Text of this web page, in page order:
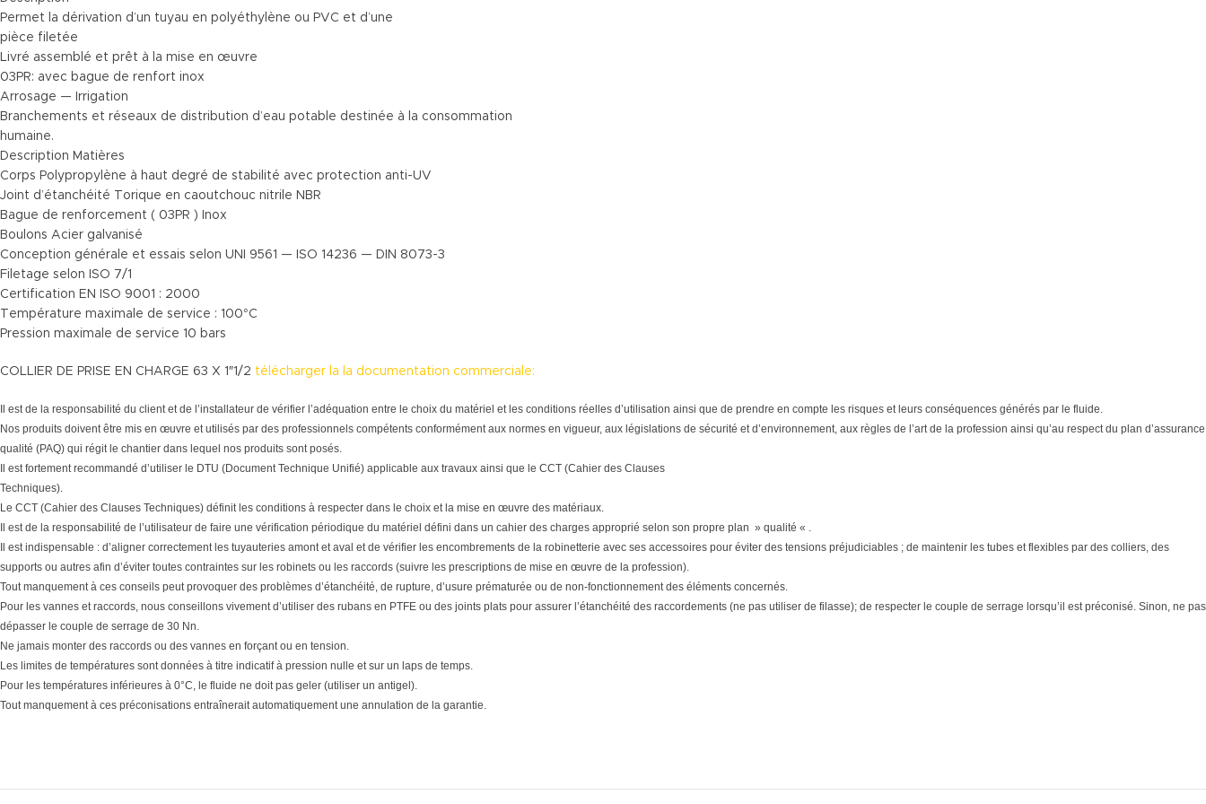
Permet la dérivation d’un tuyau en polyéthylène ou PVC et d’une
pièce filetée
Livré assemblé et prêt à la mise en œuvre
03PR: avec bague de renfort inox
Arrosage — Irrigation
Branchements et réseaux de distribution d’eau potable destinée à la consommation
humaine.
Description Matières
Corps Polypropylène à haut degré de stabilité avec protection anti-UV
Joint d’étanchéité Torique en caoutchouc nitrile NBR
Bague de renforcement ( 03PR ) Inox
Boulons Acier galvanisé
Conception générale et essais selon UNI 9561 — ISO 14236 — DIN 8073-3
Filetage selon ISO 7/1
Certification EN ISO 9001 : 2000
Température maximale de service : 100°C
Pression maximale de service 10 bars
COLLIER DE PRISE EN CHARGE 63 X 1″1/2 télécharger la la documentation commerciale:
Il est de la responsabilité du client et de l’installateur de vérifier l’adéquation entre le choix du matériel et les conditions réelles d’utilisation ainsi que de prendre en compte les risques et leurs conséquences générés par le fluide.
Nos produits doivent être mis en œuvre et utilisés par des professionnels compétents conformément aux normes en vigueur, aux législations de sécurité et d’environnement, aux règles de l’art de la profession ainsi qu’au respect du plan d’assurance
qualité (PAQ) qui régit le chantier dans lequel nos produits sont posés.
Il est fortement recommandé d’utiliser le DTU (Document Technique Unifié) applicable aux travaux ainsi que le CCT (Cahier des Clauses
Techniques).
Le CCT (Cahier des Clauses Techniques) définit les conditions à respecter dans le choix et la mise en œuvre des matériaux.
Il est de la responsabilité de l’utilisateur de faire une vérification périodique du matériel défini dans un cahier des charges approprié selon son propre plan » qualité « .
Il est indispensable : d’aligner correctement les tuyauteries amont et aval et de vérifier les encombrements de la robinetterie avec ses accessoires pour éviter des tensions préjudiciables ; de maintenir les tubes et flexibles par des colliers, des
supports ou autres afin d’éviter toutes contraintes sur les robinets ou les raccords (suivre les prescriptions de mise en œuvre de la profession).
Tout manquement à ces conseils peut provoquer des problèmes d’étanchéité, de rupture, d’usure prématurée ou de non-fonctionnement des éléments concernés.
Pour les vannes et raccords, nous conseillons vivement d’utiliser des rubans en PTFE ou des joints plats pour assurer l’étanchéité des raccordements (ne pas utiliser de filasse); de respecter le couple de serrage lorsqu’il est préconisé. Sinon, ne pas
dépasser le couple de serrage de 30 Nn.
Ne jamais monter des raccords ou des vannes en forçant ou en tension.
Les limites de températures sont données à titre indicatif à pression nulle et sur un laps de temps.
Pour les températures inférieures à 0°C, le fluide ne doit pas geler (utiliser un antigel).
Tout manquement à ces préconisations entraînerait automatiquement une annulation de la garantie.